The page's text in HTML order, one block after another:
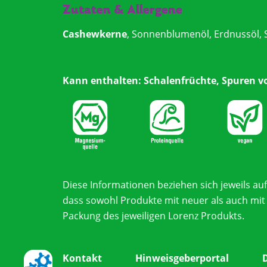
MIT UNS
ARBEITEN
Zutaten & Allergene
Cashewkerne, Sonnenblumenöl, Erdnussöl,
Kann enthalten: Schalenfrüchte, Spuren
Diese Informationen beziehen sich jeweils
dass sowohl Produkte mit neuer als auch
Packung des jeweiligen Lorenz Produkts.
Footer
Kontakt Hinweisgeberportal